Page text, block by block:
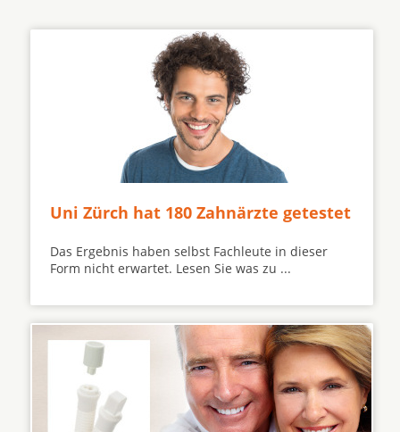
Uni Zürch hat 180 Zahnärzte getestet
Das Ergebnis haben selbst Fachleute in dieser
Form nicht erwartet. Lesen Sie was zu ...